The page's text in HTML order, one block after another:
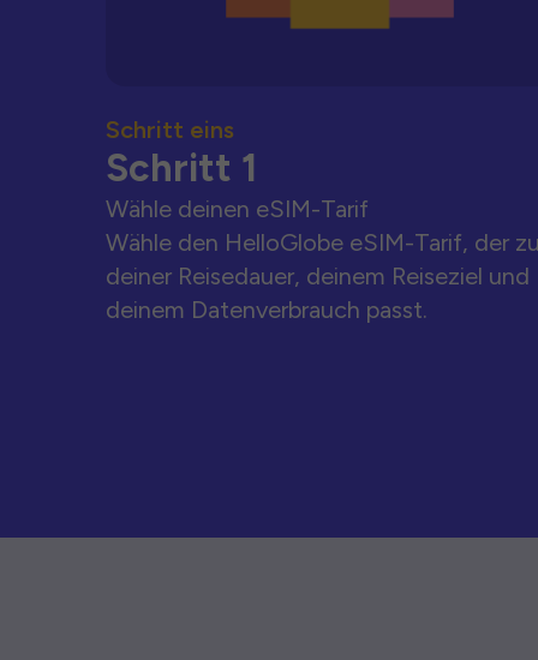
Schritt eins
Schritt 1
Wähle deinen eSIM-Tarif
Wähle den HelloGlobe eSIM-Tarif, der
deiner Reisedauer, deinem Reiseziel und
deinem Datenverbrauch passt.